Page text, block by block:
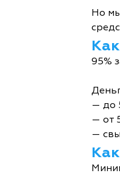
Но
95%
— до
— от
—